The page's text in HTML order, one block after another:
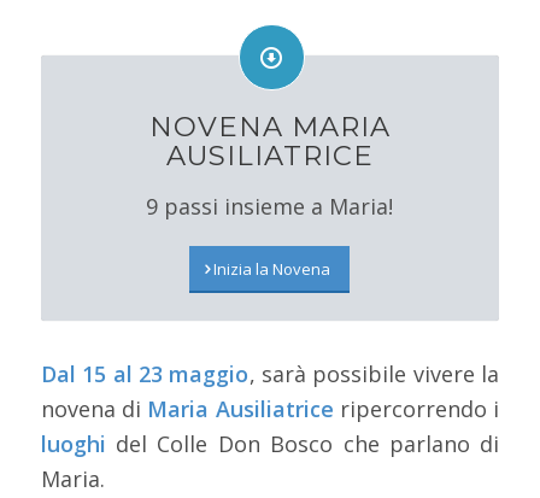
NOVENA MARIA
AUSILIATRICE
9 passi insieme a Maria!
Inizia la Novena
Dal 15 al 23 maggio, sarà possibile vivere la
novena di Maria Ausiliatrice ripercorrendo i
luoghi del Colle Don Bosco che parlano di
Maria.